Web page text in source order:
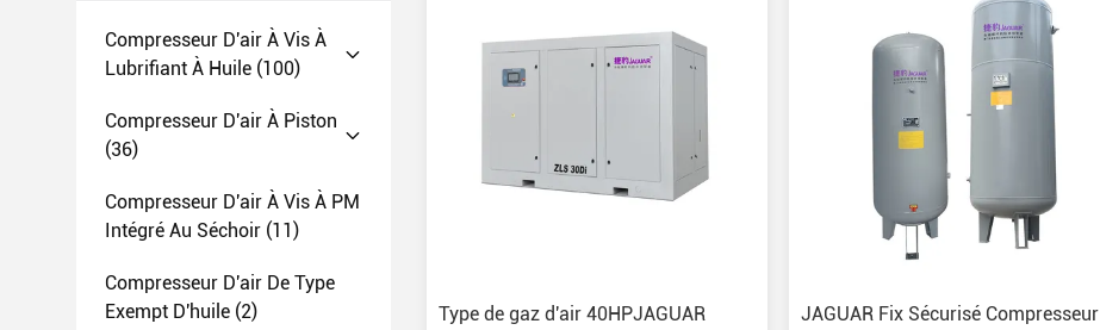
Compresseur D'air À Vis À
Lubrifiant À Huile (100)
Compresseur D'air À Piston
(36)
Compresseur D'air À Vis À PM
Intégré Au Séchoir (11)
Compresseur D'air De Type
Exempt D'huile (2)
Type de gaz d'air 40HPJAGUAR
JAGUAR Fix Sécurisé Compresseur